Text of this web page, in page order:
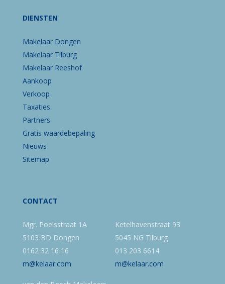
DIENSTEN
Makelaar Dongen
Makelaar Tilburg
Makelaar Reeshof
Aankoop
Verkoop
Taxaties
Partners
Gratis waardebepaling
Nieuws
Sitemap
CONTACT
Mgr. Poelsstraat 1A
5103 BD Dongen
0162 32 16 16
m@kelaar.com
Ketelhavenstraat 93
5045 NG Tilburg
013 203 6614
m@kelaar.com